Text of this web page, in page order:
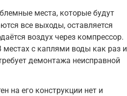
места, которые будут
все выходы, оставляется
воздух через компрессор.
с каплями воды как раз и
демонтажа неисправной
на его конструкции нет и